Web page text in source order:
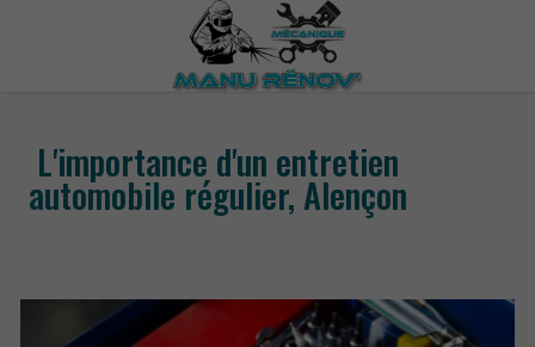
L'importance d'un entretien
automobile régulier, Alençon